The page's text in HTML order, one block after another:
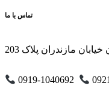
تماس با ما
مازندران پلاک 203
0919-1040692